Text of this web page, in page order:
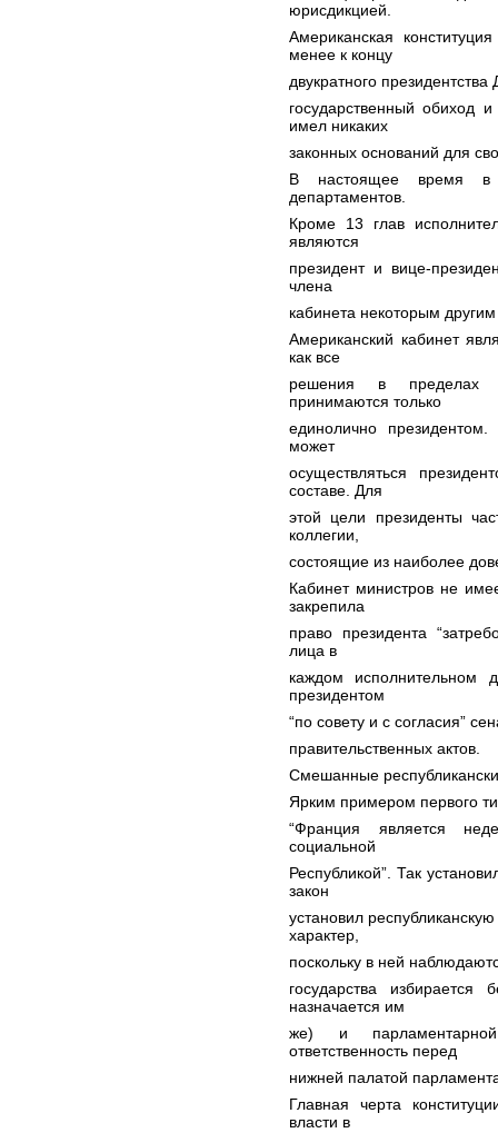
юрисдикцией.
Американская
менее к концу
двукратного
государственный обиход
имел никаких
законных оснований для
В настоящее время в
департаментов.
Кроме 13 глав
являются
президент и вице-
члена
кабинета некоторым
Американский кабинет
как все
решения в пределах
принимаются только
единолично
может
осуществляться
составе. Для
этой цели президенты
коллегии,
состоящие из наиболее
Кабинет министров не
закрепила
право президента
лица в
каждом исполнительном
президентом
“по совету и с согласия”
правительственных актов.
Смешанные
Ярким примером первого
“Франция является
социальной
Республикой”. Так
закон
установил
характер,
поскольку в ней
государства избирается
назначается им
же) и парламентарной
ответственность перед
нижней палатой
Главная черта
власти в